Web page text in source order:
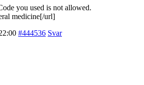
you used is not allowed.
medicine[/url]
#444536 Svar